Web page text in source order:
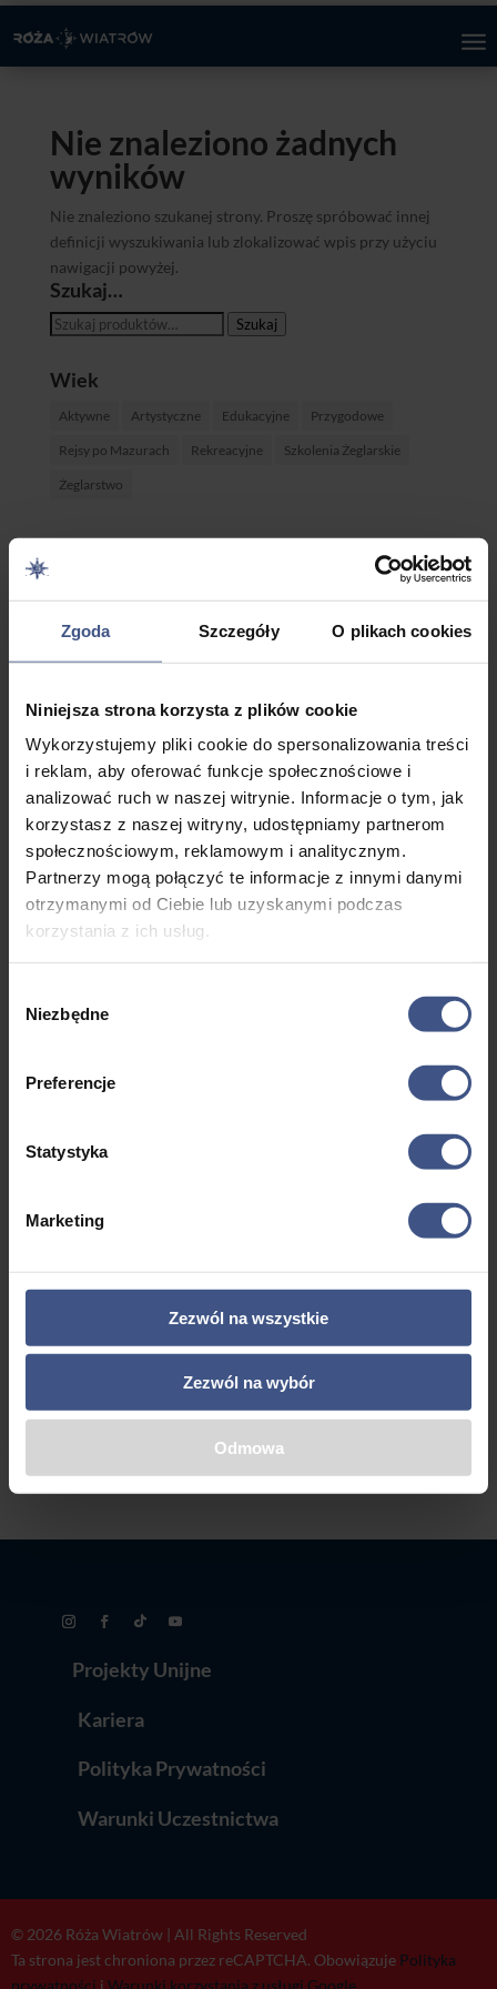
Zgoda Szczegóły O plikach cookies
Niniejsza strona korzysta z plików cookie
Wykorzystujemy pliki cookie do spersonalizowania treści
i reklam, aby oferować funkcje społecznościowe i
analizować ruch w naszej witrynie. Informacje o tym, jak
korzystasz z naszej witryny, udostępniamy partnerom
społecznościowym, reklamowym i analitycznym.
Partnerzy mogą połączyć te informacje z innymi danymi
otrzymanymi od Ciebie lub uzyskanymi podczas
korzystania z ich usług.
zgody
Niezbędne
Preferencje
Statystyka
Marketing
Zezwól na wszystkie
Zezwól na wybór
Odmowa
Nie znaleziono żadnych
wyników
Nie znaleziono szukanej strony. Proszę spróbować innej
definicji wyszukiwania lub zlokalizować wpis przy użyciu
nawigacji powyżej.
Szukaj…
Szukaj: Szukaj
Wiek
Aktywne Artystyczne Edukacyjne Przygodowe
Rejsy po Mazurach Rekreacyjne Szkolenia Żeglarskie
Żeglarstwo
Dla Dziewczyn
Dla Każdego
Dla młodzieży
Maroko
Narty
Nowe
Obozy Zagraniczne
Obozy Zimowe
Półkolonie
RW
Ubezpieczenie
Żeglarstwo
Projekty Unijne
Kariera
Polityka Prywatności
Warunki Uczestnictwa
© 2026 Róża Wiatrów | All Rights Reserved
Ta strona jest chroniona przez reCAPTCHA. Obowiązuje Polityka
prywatności i Warunki korzystania z usługi Google.